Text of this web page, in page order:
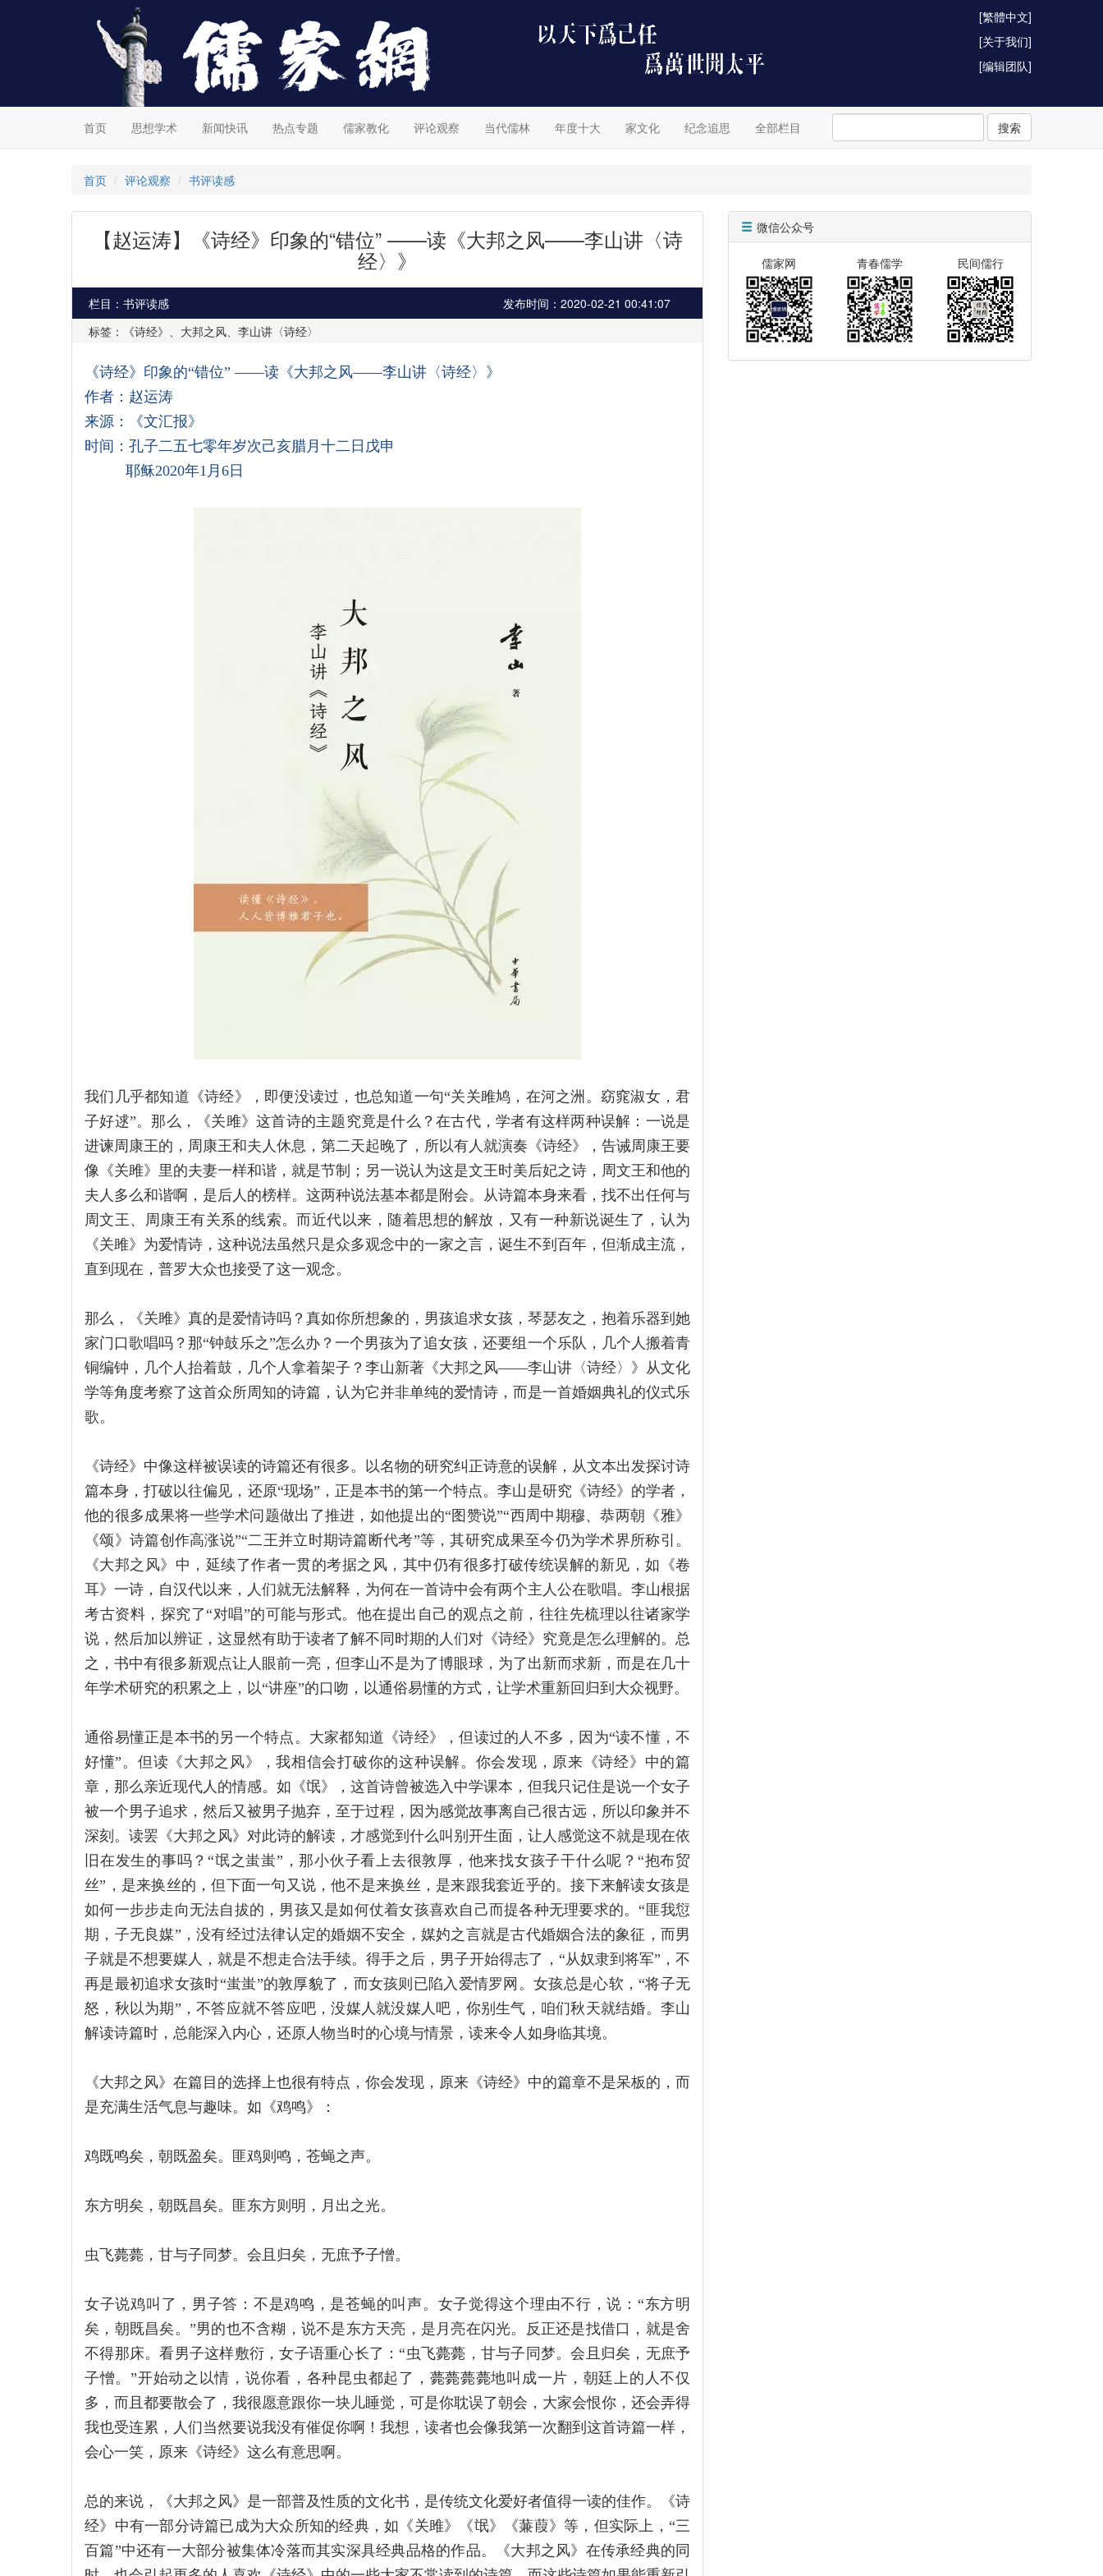
[繁體中文]
[关于我们]
[编辑团队]
首页 思想学术 新闻快讯 热点专题 儒家教化 评论观察 当代儒林 年度十大 家文化 纪念追思 全部栏目 搜索
首页 评论观察 书评读感
【赵运涛】《诗经》印象的“错位” ——读《大邦之风——李山讲〈诗
经〉》
栏目：书评读感
发布时间：2020-02-21 00:41:07
标签：《诗经》、大邦之风、李山讲〈诗经〉
《诗经》印象的“错位” ——读《大邦之风——李山讲〈诗经〉》
作者：赵运涛
来源：《文汇报》
时间：孔子二五七零年岁次己亥腊月十二日戊申
耶稣2020年1月6日
我们几乎都知道《诗经》，即便没读过，也总知道一句“关关雎鸠，在河之洲。窈窕淑女，君
子好逑”。那么，《关雎》这首诗的主题究竟是什么？在古代，学者有这样两种误解：一说是
进谏周康王的，周康王和夫人休息，第二天起晚了，所以有人就演奏《诗经》，告诫周康王要
像《关雎》里的夫妻一样和谐，就是节制；另一说认为这是文王时美后妃之诗，周文王和他的
夫人多么和谐啊，是后人的榜样。这两种说法基本都是附会。从诗篇本身来看，找不出任何与
周文王、周康王有关系的线索。而近代以来，随着思想的解放，又有一种新说诞生了，认为
《关雎》为爱情诗，这种说法虽然只是众多观念中的一家之言，诞生不到百年，但渐成主流，
直到现在，普罗大众也接受了这一观念。
那么，《关雎》真的是爱情诗吗？真如你所想象的，男孩追求女孩，琴瑟友之，抱着乐器到她
家门口歌唱吗？那“钟鼓乐之”怎么办？一个男孩为了追女孩，还要组一个乐队，几个人搬着青
铜编钟，几个人抬着鼓，几个人拿着架子？李山新著《大邦之风——李山讲〈诗经〉》从文化
学等角度考察了这首众所周知的诗篇，认为它并非单纯的爱情诗，而是一首婚姻典礼的仪式乐
歌。
《诗经》中像这样被误读的诗篇还有很多。以名物的研究纠正诗意的误解，从文本出发探讨诗
篇本身，打破以往偏见，还原“现场”，正是本书的第一个特点。李山是研究《诗经》的学者，
他的很多成果将一些学术问题做出了推进，如他提出的“图赞说”“西周中期穆、恭两朝《雅》
《颂》诗篇创作高涨说”“二王并立时期诗篇断代考”等，其研究成果至今仍为学术界所称引。
《大邦之风》中，延续了作者一贯的考据之风，其中仍有很多打破传统误解的新见，如《卷
耳》一诗，自汉代以来，人们就无法解释，为何在一首诗中会有两个主人公在歌唱。李山根据
考古资料，探究了“对唱”的可能与形式。他在提出自己的观点之前，往往先梳理以往诸家学
说，然后加以辨证，这显然有助于读者了解不同时期的人们对《诗经》究竟是怎么理解的。总
之，书中有很多新观点让人眼前一亮，但李山不是为了博眼球，为了出新而求新，而是在几十
年学术研究的积累之上，以“讲座”的口吻，以通俗易懂的方式，让学术重新回归到大众视野。
通俗易懂正是本书的另一个特点。大家都知道《诗经》，但读过的人不多，因为“读不懂，不
好懂”。但读《大邦之风》，我相信会打破你的这种误解。你会发现，原来《诗经》中的篇
章，那么亲近现代人的情感。如《氓》，这首诗曾被选入中学课本，但我只记住是说一个女子
被一个男子追求，然后又被男子抛弃，至于过程，因为感觉故事离自己很古远，所以印象并不
深刻。读罢《大邦之风》对此诗的解读，才感觉到什么叫别开生面，让人感觉这不就是现在依
旧在发生的事吗？“氓之蚩蚩”，那小伙子看上去很敦厚，他来找女孩子干什么呢？“抱布贸
丝”，是来换丝的，但下面一句又说，他不是来换丝，是来跟我套近乎的。接下来解读女孩是
如何一步步走向无法自拔的，男孩又是如何仗着女孩喜欢自己而提各种无理要求的。“匪我愆
期，子无良媒”，没有经过法律认定的婚姻不安全，媒妁之言就是古代婚姻合法的象征，而男
子就是不想要媒人，就是不想走合法手续。得手之后，男子开始得志了，“从奴隶到将军”，不
再是最初追求女孩时“蚩蚩”的敦厚貌了，而女孩则已陷入爱情罗网。女孩总是心软，“将子无
怒，秋以为期”，不答应就不答应吧，没媒人就没媒人吧，你别生气，咱们秋天就结婚。李山
解读诗篇时，总能深入内心，还原人物当时的心境与情景，读来令人如身临其境。
《大邦之风》在篇目的选择上也很有特点，你会发现，原来《诗经》中的篇章不是呆板的，而
是充满生活气息与趣味。如《鸡鸣》：
鸡既鸣矣，朝既盈矣。匪鸡则鸣，苍蝇之声。
东方明矣，朝既昌矣。匪东方则明，月出之光。
虫飞薨薨，甘与子同梦。会且归矣，无庶予子憎。
女子说鸡叫了，男子答：不是鸡鸣，是苍蝇的叫声。女子觉得这个理由不行，说：“东方明
矣，朝既昌矣。”男的也不含糊，说不是东方天亮，是月亮在闪光。反正还是找借口，就是舍
不得那床。看男子这样敷衍，女子语重心长了：“虫飞薨薨，甘与子同梦。会且归矣，无庶予
子憎。”开始动之以情，说你看，各种昆虫都起了，薨薨薨薨地叫成一片，朝廷上的人不仅
多，而且都要散会了，我很愿意跟你一块儿睡觉，可是你耽误了朝会，大家会恨你，还会弄得
我也受连累，人们当然要说我没有催促你啊！我想，读者也会像我第一次翻到这首诗篇一样，
会心一笑，原来《诗经》这么有意思啊。
总的来说，《大邦之风》是一部普及性质的文化书，是传统文化爱好者值得一读的佳作。《诗
经》中有一部分诗篇已成为大众所知的经典，如《关雎》《氓》《蒹葭》等，但实际上，“三
百篇”中还有一大部分被集体冷落而其实深具经典品格的作品。《大邦之风》在传承经典的同
微信公众号
儒家网 青春儒学 民间儒行